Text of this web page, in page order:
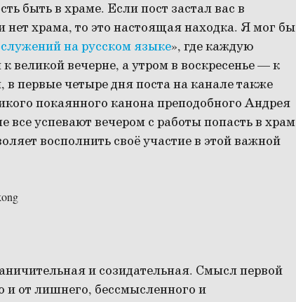
быть в храме. Если пост застал вас в
нет храма, то это настоящая находка. Я мог бы
на русском языке», где каждую
великой вечерне, а утром в воскресенье — к
первые четыре дня поста на канале также
покаянного канона преподобного Андрея
успевают вечером с работы попасть в храм
восполнить своё участие в этой важной
и созидательная. Смысл первой
и от лишнего, бессмысленного и